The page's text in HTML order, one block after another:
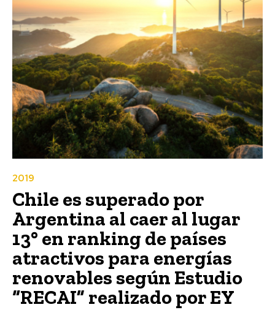
2019
Chile es superado por
Argentina al caer al lugar
13° en ranking de países
atractivos para energías
renovables según Estudio
“RECAI” realizado por EY